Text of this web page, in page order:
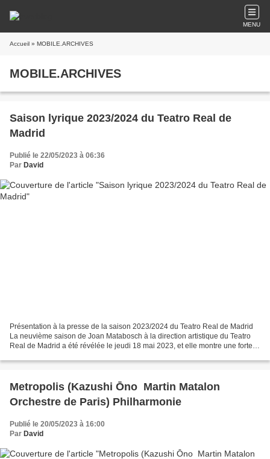
MENU
Accueil » MOBILE.ARCHIVES
MOBILE.ARCHIVES
Saison lyrique 2023/2024 du Teatro Real de
Madrid
Publié le 22/05/2023 à 06:36
Par David
Présentation à la presse de la saison 2023/2024 du Teatro Real de Madrid
La neuvième saison de Joan Matabosch à la direction artistique du Teatro
Real de Madrid a été révélée le jeudi 18 mai 2023, et elle montre une forte
Metropolis (Kazushi Ōno Martin Matalon
Orchestre de Paris) Philharmonie
Publié le 20/05/2023 à 16:00
Par David